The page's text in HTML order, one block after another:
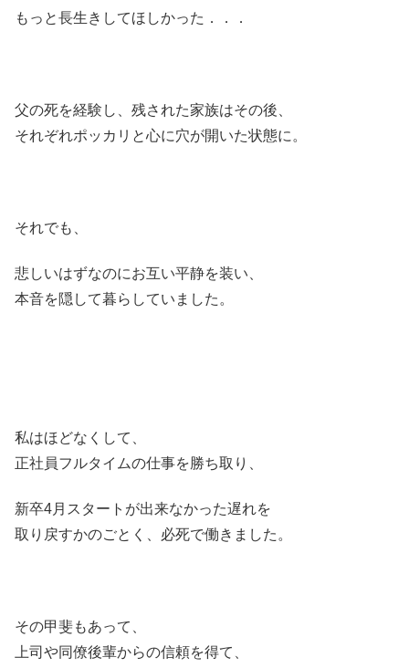
もっと長生きしてほしかった．．．
父の死を経験し、残された家族はその後、
それぞれポッカリと心に穴が開いた状態に。
それでも、
悲しいはずなのにお互い平静を装い、
本音を隠して暮らしていました。
私はほどなくして、
正社員フルタイムの仕事を勝ち取り、
新卒4月スタートが出来なかった遅れを
取り戻すかのごとく、必死で働きました。
その甲斐もあって、
上司や同僚後輩からの信頼を得て、